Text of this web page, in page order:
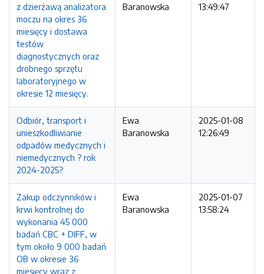
z dzierżawą analizatora
moczu na okres 36
miesięcy i dostawa
testów
diagnostycznych oraz
drobnego sprzętu
laboratoryjnego w
okresie 12 miesięcy.
Baranowska
13:49:47
Odbiór, transport i
unieszkodliwianie
odpadów medycznych i
niemedycznych ? rok
2024-2025?
Ewa
Baranowska
2025-01-08
12:26:49
Zakup odczynników i
krwi kontrolnej do
wykonania 45 000
badań CBC + DIFF, w
tym około 9 000 badań
OB w okresie 36
miesięcy wraz z
Ewa
Baranowska
2025-01-07
13:58:24